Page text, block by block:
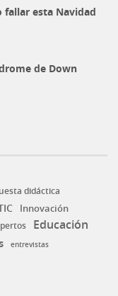
fallar esta Navidad
de Down
didáctica
Innovación
Educación
entrevistas